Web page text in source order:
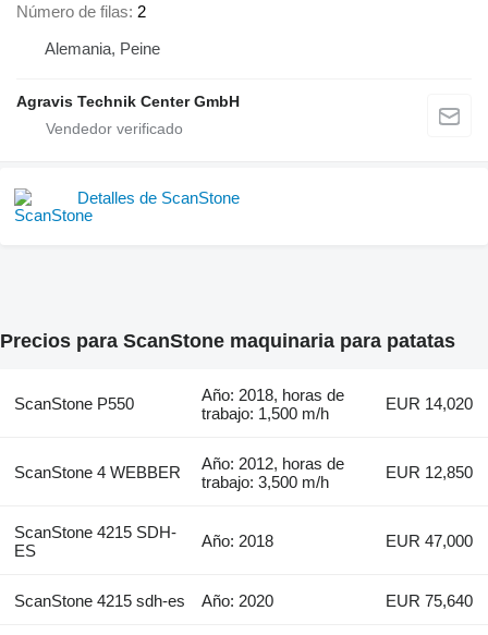
Número de filas 2
Alemania, Peine
Agravis Technik Center GmbH
Detalles de ScanStone
Precios para ScanStone maquinaria para patatas
ScanStone P550
Año: 2018, horas de
trabajo: 1,500 m/h
EUR 14,020
ScanStone 4 WEBBER
Año: 2012, horas de
trabajo: 3,500 m/h
EUR 12,850
ScanStone 4215 SDH-
ES
Año: 2018 EUR 47,000
ScanStone 4215 sdh-es Año: 2020 EUR 75,640